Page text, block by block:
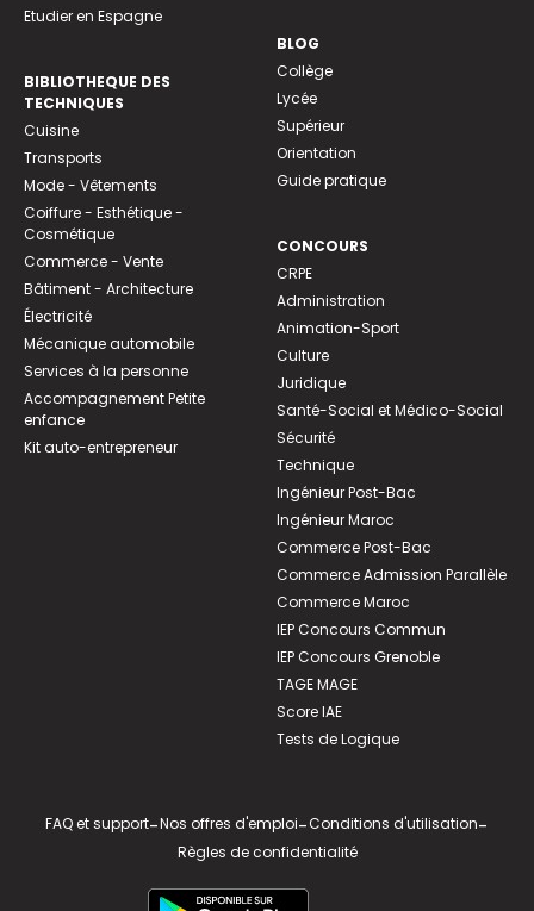
Etudier en Espagne
BIBLIOTHEQUE DES
TECHNIQUES
Cuisine
Transports
Mode - Vêtements
Coiffure - Esthétique -
Cosmétique
Commerce - Vente
Bâtiment - Architecture
Électricité
Mécanique automobile
Services à la personne
Accompagnement Petite
enfance
Kit auto-entrepreneur
BLOG
Collège
Lycée
Supérieur
Orientation
Guide pratique
CONCOURS
CRPE
Administration
Animation-Sport
Culture
Juridique
Santé-Social et Médico-Social
Sécurité
Technique
Ingénieur Post-Bac
Ingénieur Maroc
Commerce Post-Bac
Commerce Admission Parallèle
Commerce Maroc
IEP Concours Commun
IEP Concours Grenoble
TAGE MAGE
Score IAE
Tests de Logique
FAQ et support-Nos offres d'emploi-Conditions d'utilisation-
Règles de confidentialité